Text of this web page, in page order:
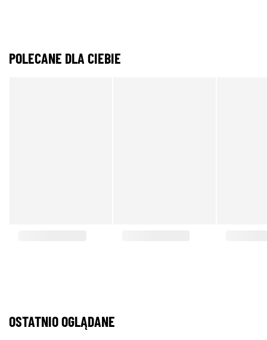
POLECANE DLA CIEBIE
OSTATNIO OGLĄDANE